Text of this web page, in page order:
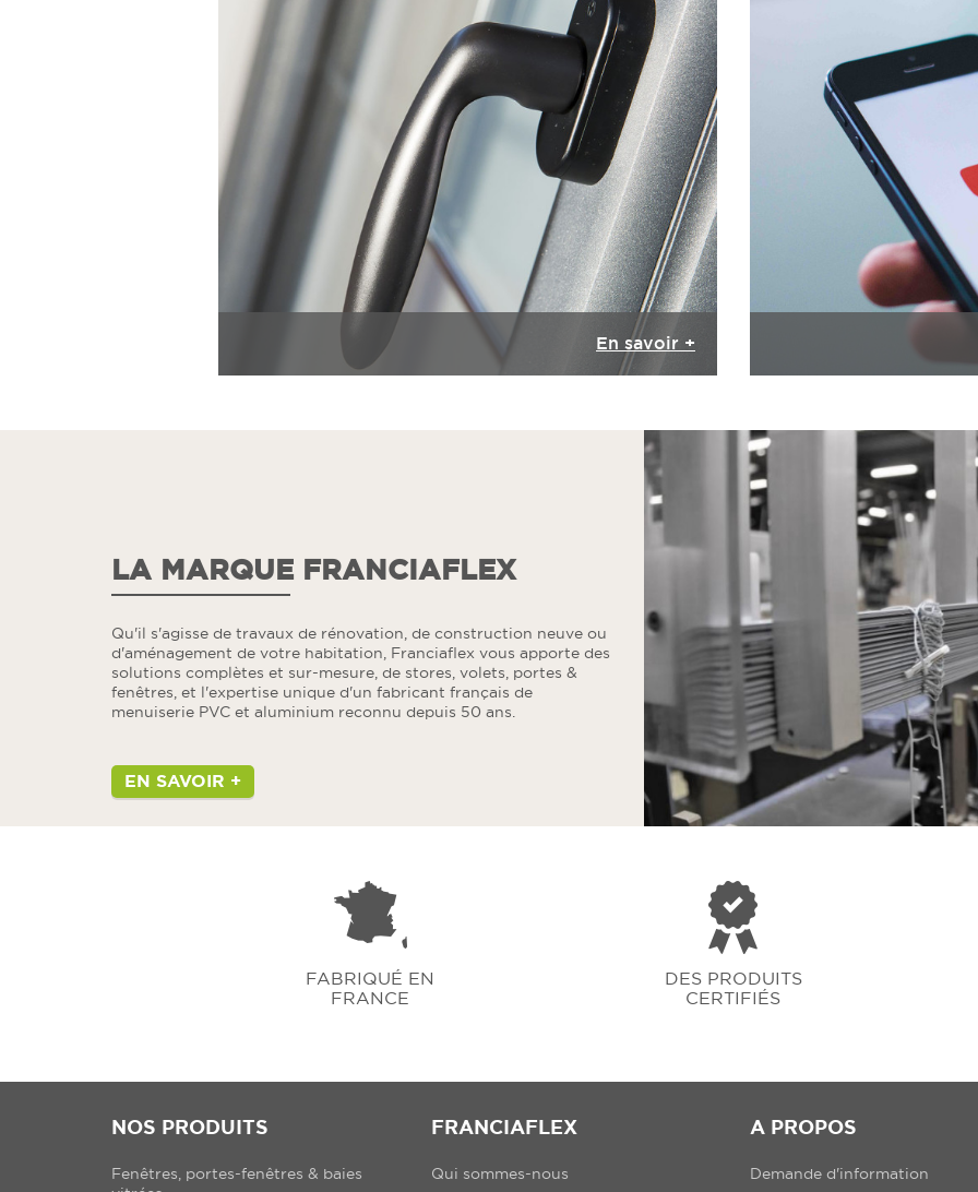
En savoir +
LA MARQUE FRANCIAFLEX
Qu'il s'agisse de travaux de rénovation, de construction neuve ou
d'aménagement de votre habitation, Franciaflex vous apporte des
solutions complètes et sur-mesure, de stores, volets, portes &
fenêtres, et l'expertise unique d'un fabricant français de
menuiserie PVC et aluminium reconnu depuis 50 ans.
EN SAVOIR +
FABRIQUÉ EN
FRANCE
DES PRODUITS
CERTIFIÉS
NOS PRODUITS
Fenêtres, portes-fenêtres & baies
FRANCIAFLEX
Qui sommes-nous
A PROPOS
Demande d'information